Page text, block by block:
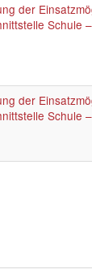
der
Schule
der
Schule